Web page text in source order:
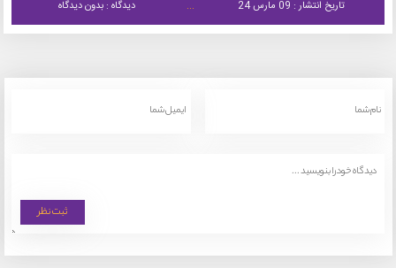
تاریخ انتشار : 09 مارس 24 دیدگاه : بدون دیدگاه